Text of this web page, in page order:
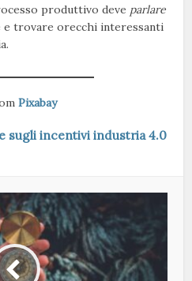
produttivo deve parlare
e trovare orecchi interessanti
Pixabay
sugli incentivi industria 4.0